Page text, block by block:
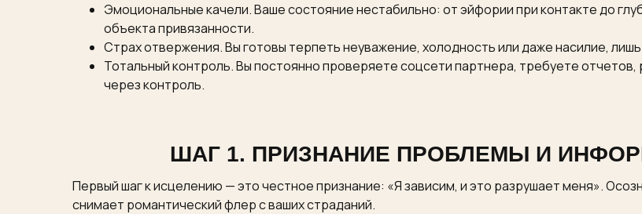
Эмоциональные качели. Ваше состояние нестабильно: от эйфории при контакте до
объекта привязанности.
Страх отвержения. Вы готовы терпеть неуважение, холодность или даже насилие,
Тотальный контроль. Вы постоянно проверяете соцсети партнера, требуете
через контроль.
ШАГ 1. ПРИЗНАНИЕ ПРОБЛЕМЫ И
Первый шаг к исцелению — это честное признание: «Я зависим, и это разрушает меня».
снимает романтический флер с ваших страданий.